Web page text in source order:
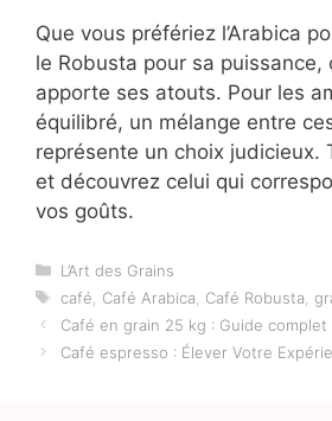
Que vous préfériez l’Arabica
le Robusta pour sa puissance,
apporte ses atouts. Pour les
équilibré, un mélange entre
représente un choix judicieux.
et découvrez celui qui
vos goûts.
Catégories
L’Art des Grains
Étiquettes
café Café Arabica Café Robusta
Café en grain 25 kg : Guide
Café espresso : Élever Votre